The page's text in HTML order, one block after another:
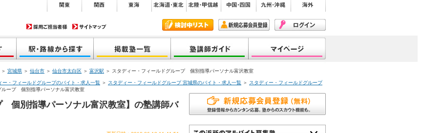
＞ 宮城県 ＞ 仙台市 ＞ 仙台市太白区 ＞ 富沢駅 ＞ スタディー・フィールドグループ 個別指導パーソナル富沢教室
ー・フィールドグループのバイト・求人一覧 ＞ スタディー・フィールドグループ 宮城県のバイト・求人一覧 ＞ スタディー・フィールドグループ
ループ 個別指導パーソナル富沢教室
個別指導パーソナル富沢教室】の塾講師バ